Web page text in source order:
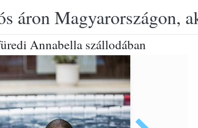
áron Magyarországon,
Annabella szállodában